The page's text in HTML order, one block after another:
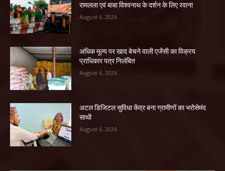
रामलला एवं बाबा विश्वनाथ के दर्शन के लिए रवाना
August 6, 2026
अधिक मूल्य पर खाद बेचने वाली एजेंसी का विक्रय
प्राधिकार पत्र निलंबित
August 6, 2026
अटल डिजिटल सुविधा केंद्र बना ग्रामीणों का भरोसेमंद
साथी
August 6, 2026